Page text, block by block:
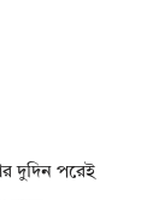
দুদিন পরেই